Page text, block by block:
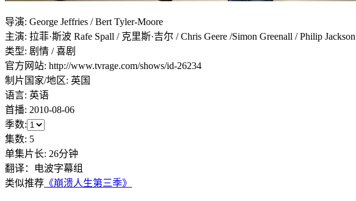
导演: George Jeffries / Bert Tyler-Moore
主演: 拉菲·斯波 Rafe Spall / 克里斯·吉尔 / Chris Geere /Simon Greenall / Philip Jackson
类型: 剧情 / 喜剧
官方网站: http://www.tvrage.com/shows/id-26234
制片国家/地区: 英国
语言: 英语
首播: 2010-08-06
季数:
集数: 5
单集片长: 26分钟
翻译：电波字幕组
类似推荐 《崩溃人生第三季》